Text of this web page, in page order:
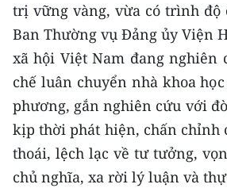
Trung du và miền núi phía Bắc
Đồng bằng sông Hồng
Bắc Trung Bộ
Duyên hải Nam Trung Bộ và Tây
Nguyên
Đông Nam Bộ
trị vững vàng, vừa có trình độ
Ban Thường vụ Đảng ủy Viện
xã hội Việt Nam đang nghiên
chế luân chuyển nhà khoa
phương, gắn nghiên cứu với
kịp thời phát hiện, chấn chỉnh
thoái, lệch lạc về tư tưởng,
chủ nghĩa, xa rời lý luận và